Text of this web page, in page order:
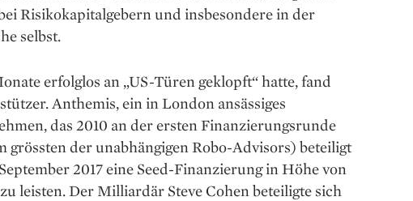
Risikokapitalgebern und insbesondere in der
selbst.
erfolglos an „US-Türen geklopft“ hatte, fand
Anthemis, ein in London ­ansässiges
das 2010 an der ersten Finanzierungsrunde
grössten der unabhängigen Robo-Advisors) beteiligt
2017 eine Seed-Finanzierung in Höhe von
leisten. Der Milliardär Steve Cohen beteiligte sich